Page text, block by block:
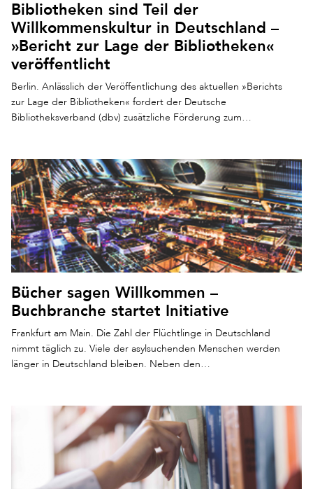
Bibliotheken sind Teil der
Willkommenskultur in Deutschland –
»Bericht zur Lage der Bibliotheken«
veröffentlicht
Berlin. Anlässlich der Veröffentlichung des aktuellen »Berichts
zur Lage der Bibliotheken« fordert der Deutsche
Bibliotheksverband (dbv) zusätzliche Förderung zum…
Bücher sagen Willkommen –
Buchbranche startet Initiative
Frankfurt am Main. Die Zahl der Flüchtlinge in Deutschland
nimmt täglich zu. Viele der asylsuchenden Menschen werden
länger in Deutschland bleiben. Neben den…